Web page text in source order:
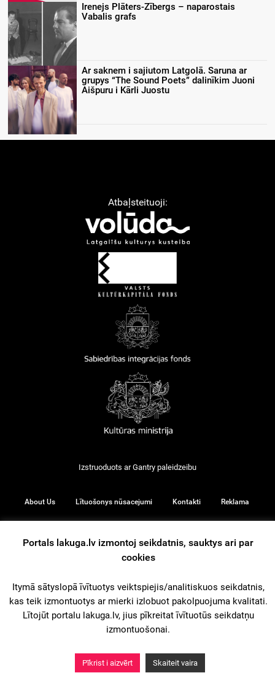
Irenejs Plāters-Zībergs – naparostais
Vabalis grafs
Ar saknem i sajiutom Latgolā. Saruna ar
grupys “The Sound Poets” dalinīkim Juoni
Aišpuru i Kārli Juostu
Atbaļsteituoji:
Izstruoduots arGantry paleidzeibu
About Us Lītuošonys nūsacejumi Kontakti Reklama
© 2026
iz augšu
Portals lakuga.lv izmontoj seikdatnis, sauktys ari par
cookies
Itymā sātyslopā īvītuotys veiktspiejis/analitiskuos seikdatnis,
kas teik izmontuotys ar mierki izlobuot pakolpuojuma kvalitati.
Lītojūt portalu lakuga.lv, jius pīkreitat īvītuotūs seikdatņu
izmontuošonai.
Pīkrist i aizvērt Skaiteit vaira